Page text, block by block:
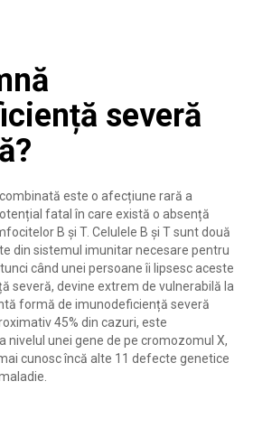
severă
este o afecțiune rară a
fatal în care există o absență
B și T. Celulele B și T sunt două
din sistemul imunitar necesare pentru
când unei persoane îi lipsesc aceste
severă, devine extrem de vulnerabilă la
formă de imunodeficiență severă
45% din cazuri, este
nivelul unei gene de pe cromozomul X,
cunosc încă alte 11 defecte genetice